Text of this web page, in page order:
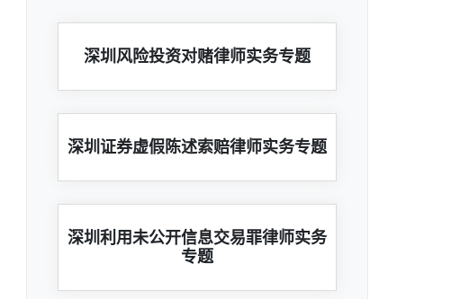
深圳风险投资对赌律师实务专题
深圳证券虚假陈述索赔律师实务专题
深圳利用未公开信息交易罪律师实务
专题